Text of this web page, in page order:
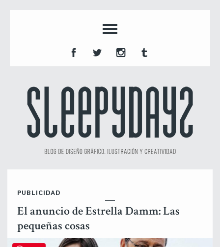
PUBLICIDAD
El anuncio de Estrella Damm: Las
pequeñas cosas